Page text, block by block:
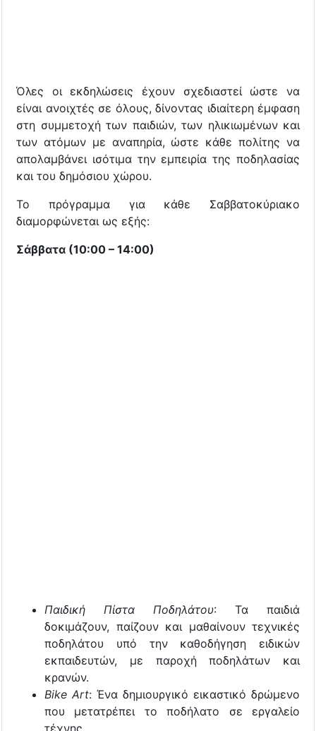
Όλες οι εκδηλώσεις έχουν σχεδιαστεί ώστε να
είναι ανοιχτές σε όλους, δίνοντας ιδιαίτερη έμφαση
στη συμμετοχή των παιδιών, των ηλικιωμένων και
των ατόμων με αναπηρία, ώστε κάθε πολίτης να
απολαμβάνει ισότιμα την εμπειρία της ποδηλασίας
και του δημόσιου χώρου.
Το πρόγραμμα για κάθε Σαββατοκύριακο
διαμορφώνεται ως εξής:
Σάββατα (10:00 – 14:00)
Παιδική Πίστα Ποδηλάτου: Τα παιδιά
δοκιμάζουν, παίζουν και μαθαίνουν τεχνικές
ποδηλάτου υπό την καθοδήγηση ειδικών
εκπαιδευτών, με παροχή ποδηλάτων και
κρανών.
Bike Art: Ένα δημιουργικό εικαστικό δρώμενο
που μετατρέπει το ποδήλατο σε εργαλείο
τέχνης.